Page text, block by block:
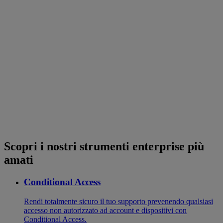
Scopri i nostri strumenti enterprise più
amati
Conditional Access
Rendi totalmente sicuro il tuo supporto prevenendo qualsiasi
accesso non autorizzato ad account e dispositivi con
Conditional Access.